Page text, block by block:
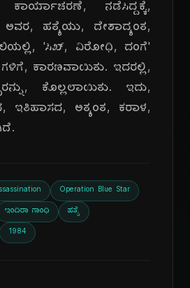
ನಡೆಸಿದ್ದಕ್ಕೆ,
ಅವರ, ಹತ್ಯೆಯು, ದೇಶಾದ್ಯಂತ,
'ಸಿಖ್, ವಿರೋಧಿ, ದಂಗೆ'
ಗಳಿಗೆ, ಕಾರಣವಾಯಿತು. ಇದರಲ್ಲಿ,
ಕೊಲ್ಲಲಾಯಿತು. ಇದು,
ಇತಿಹಾಸದ, ಅತ್ಯಂತ, ಕರಾಳ,
Operation Blue Star
ಇಂದಿರಾ ಗಾಂಧಿ ಹತ್ಯೆ
1984